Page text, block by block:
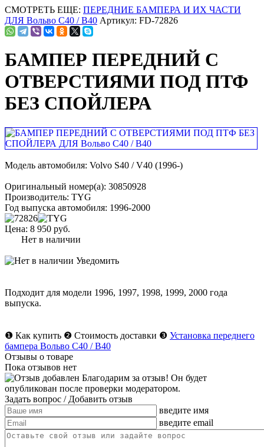
СМОТРЕТЬ ЕЩЕ: ПЕРЕДНИЕ БАМПЕРА И ИХ ЧАСТИ
ДЛЯ Вольво С40 / В40 Артикул: FD-72826
БАМПЕР ПЕРЕДНИЙ С
ОТВЕРСТИЯМИ ПОД ПТФ
БЕЗ СПОЙЛЕРА
Модель автомобиля: Volvo S40 / V40 (1996-)
Оригинальный номер(а): 30850928
Производитель: TYG
Год выпуска автомобиля: 1996-2000
Цена: 8 950 руб.
Нет в наличии
Уведомить
Подходит для модели 1996, 1997, 1998, 1999, 2000 года
выпуска.
❶ Как купить ❷ Стоимость доставки ❸ Установка переднего
бампера Вольво С40 / В40
Отзывы о товаре
Пока отзывов нет
Благодарим за отзыв! Он будет
опубликован после проверки модератором.
Задать вопрос / Добавить отзыв
введите имя
введите email